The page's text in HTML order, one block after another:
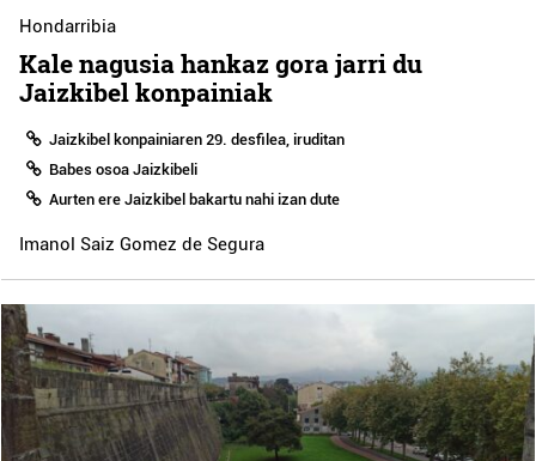
Hondarribia
Kale nagusia hankaz gora jarri du
Jaizkibel konpainiak
Jaizkibel konpainiaren 29. desfilea, iruditan
Babes osoa Jaizkibeli
Aurten ere Jaizkibel bakartu nahi izan dute
Imanol Saiz Gomez de Segura